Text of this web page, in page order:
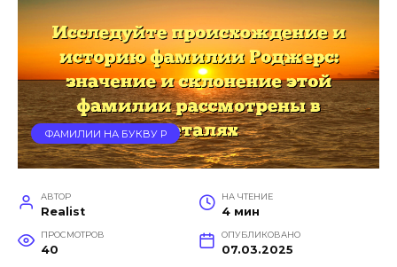
ФАМИЛИИ НА БУКВУ Р
АВТОР
Realist
НА ЧТЕНИЕ
4 мин
ПРОСМОТРОВ
40
ОПУБЛИКОВАНО
07.03.2025